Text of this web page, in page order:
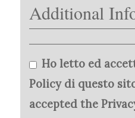
Additional
Ho letto ed
Policy di questo
accepted the